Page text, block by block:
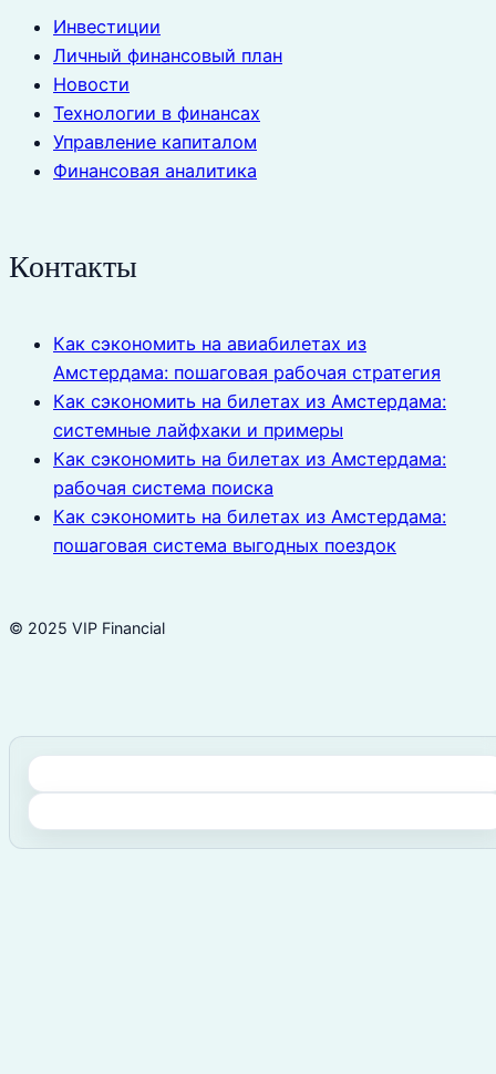
Инвестиции
Личный финансовый план
Новости
Технологии в финансах
Управление капиталом
Финансовая аналитика
Контакты
Как сэкономить на авиабилетах из
Амстердама: пошаговая рабочая стратегия
Как сэкономить на билетах из Амстердама:
системные лайфхаки и примеры
Как сэкономить на билетах из Амстердама:
рабочая система поиска
Как сэкономить на билетах из Амстердама:
пошаговая система выгодных поездок
© 2025 VIP Financial